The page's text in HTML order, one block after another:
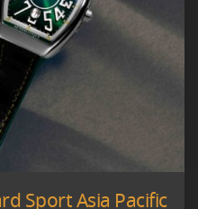
Sport Asia Pacific